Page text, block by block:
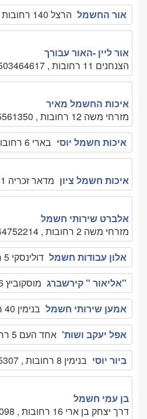
אור החשמל הרצל 140 רחובות , 0502651508
אור ליין -האור עבורך
הצנחנים 11 רחובות , 0503464617
איכות החשמל מאיר
מזרחי משה 12 רחובות , 0505561350
איכות חשמל יוסי בארי 6 רחובות , 0546740144
איכות חשמל ציון מדאר זכריה 51 רחובות , 0522421454
אלברט שירותי חשמל
מזרחי משה 2 רחובות , 0544752214
אלון עבודות חשמל דולינסקי 5 רחובות , 0522594792
"אליאור " קירשברג מוסקוביץ 26 רחובות , 089463243
אמען שירותי חשמל בנימין 40 רחובות , 0507924811
אפל יעקב ושות' אחד העם 5 רחובות , 089474797
ביור יוסי בנימין 8 רחובות , 0505225307
בן עמי חשמל
דרך יצחק בן ארי 16 רחובות , 0523415098